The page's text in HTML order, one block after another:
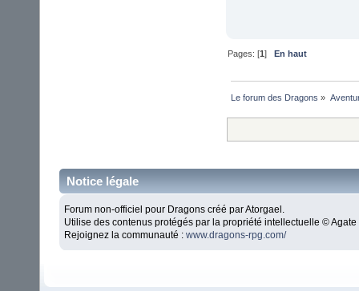
Pages: [1]En haut
Le forum des Dragons »
Notice légale
Forum non-officiel pour Dragons créé par Atorgael.
Utilise des contenus protégés par la propriété intellectuelle ©
Rejoignez la communauté :www.dragons-rpg.com/